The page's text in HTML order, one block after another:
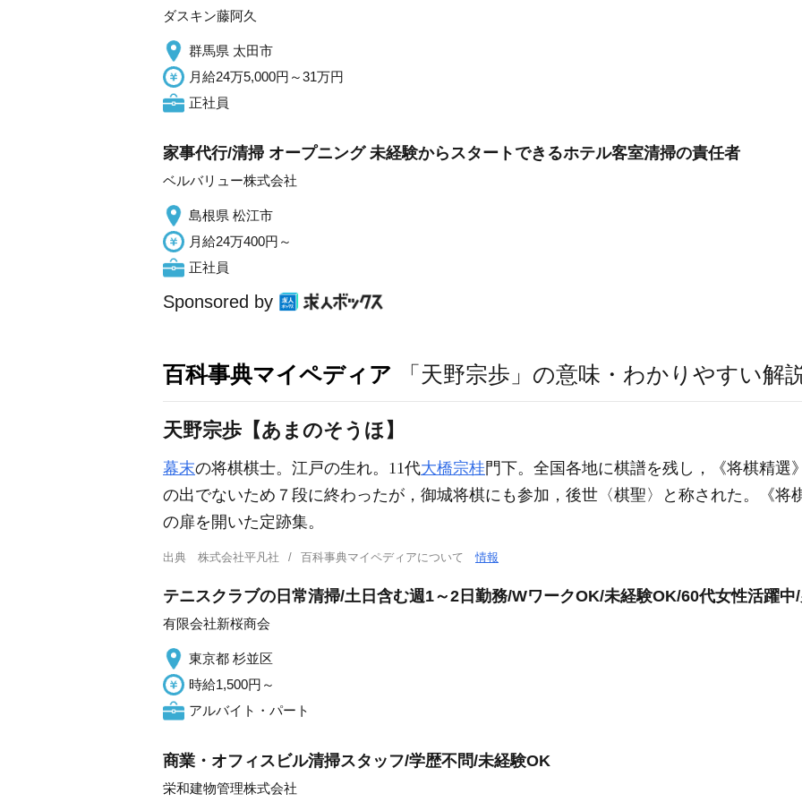
ダスキン藤阿久
群馬県 太田市
月給24万5,000円～31万円
正社員
家事代行/清掃 オープニング 未経験からスタートできるホテル客室清掃の責任者
ベルバリュー株式会社
島根県 松江市
月給24万400円～
正社員
Sponsored by
百科事典マイペディア 「天野宗歩」の意味・わかりやすい解
天野宗歩【あまのそうほ】
幕末の将棋棋士。江戸の生れ。11代大橋宗桂門下。全国各地に棋譜を残し，《将棋精選
の出でないため７段に終わったが，御城将棋にも参加，後世〈棋聖〉と称された。《将
の扉を開いた定跡集。
出典 株式会社平凡社 百科事典マイペディアについて情報
テニスクラブの日常清掃/土日含む週1～2日勤務/WワークOK/未経験OK/60代女性活躍中
有限会社新桜商会
東京都 杉並区
時給1,500円～
アルバイト・パート
商業・オフィスビル清掃スタッフ/学歴不問/未経験OK
栄和建物管理株式会社